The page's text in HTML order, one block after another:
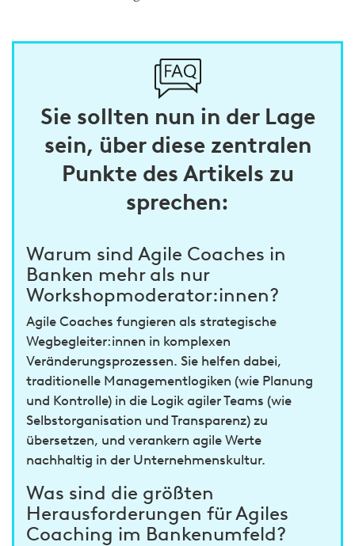
Sie sollten nun in der Lage
sein, über diese zentralen
Punkte des Artikels zu
sprechen:
Warum sind Agile Coaches in
Banken mehr als nur
Workshopmoderator:innen?
Agile Coaches fungieren als strategische
Wegbegleiter:innen in komplexen
Veränderungsprozessen. Sie helfen dabei,
traditionelle Managementlogiken (wie Planung
und Kontrolle) in die Logik agiler Teams (wie
Selbstorganisation und Transparenz) zu
übersetzen, und verankern agile Werte
nachhaltig in der Unternehmenskultur.
Was sind die größten
Herausforderungen für Agiles
Coaching im Bankenumfeld?